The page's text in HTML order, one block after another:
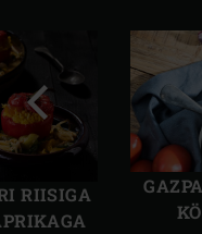
RIISIGA
Eelmine